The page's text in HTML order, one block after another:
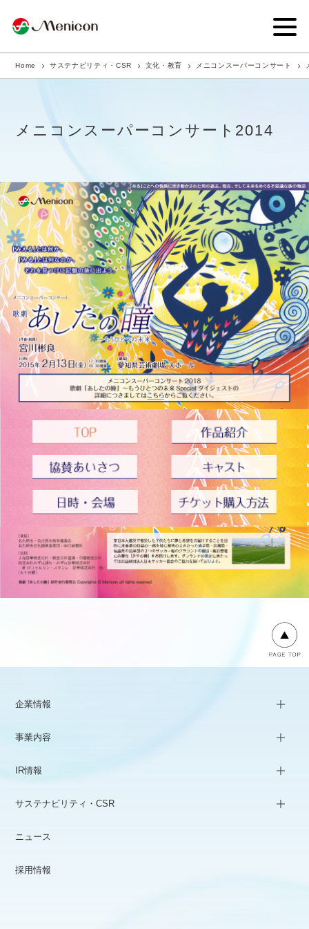
企業情報
商品サイト
サステナビリティ・CSR
ニュース
採用情報
医療従事者向け情報 GLOBAL
Home サステナビリティ・CSR 文化・教育 メニコンスーパーコンサート
メニコンスーパーコンサート2014
企業情報
事業内容
IR情報
サステナビリティ・CSR
ニュース
採用情報